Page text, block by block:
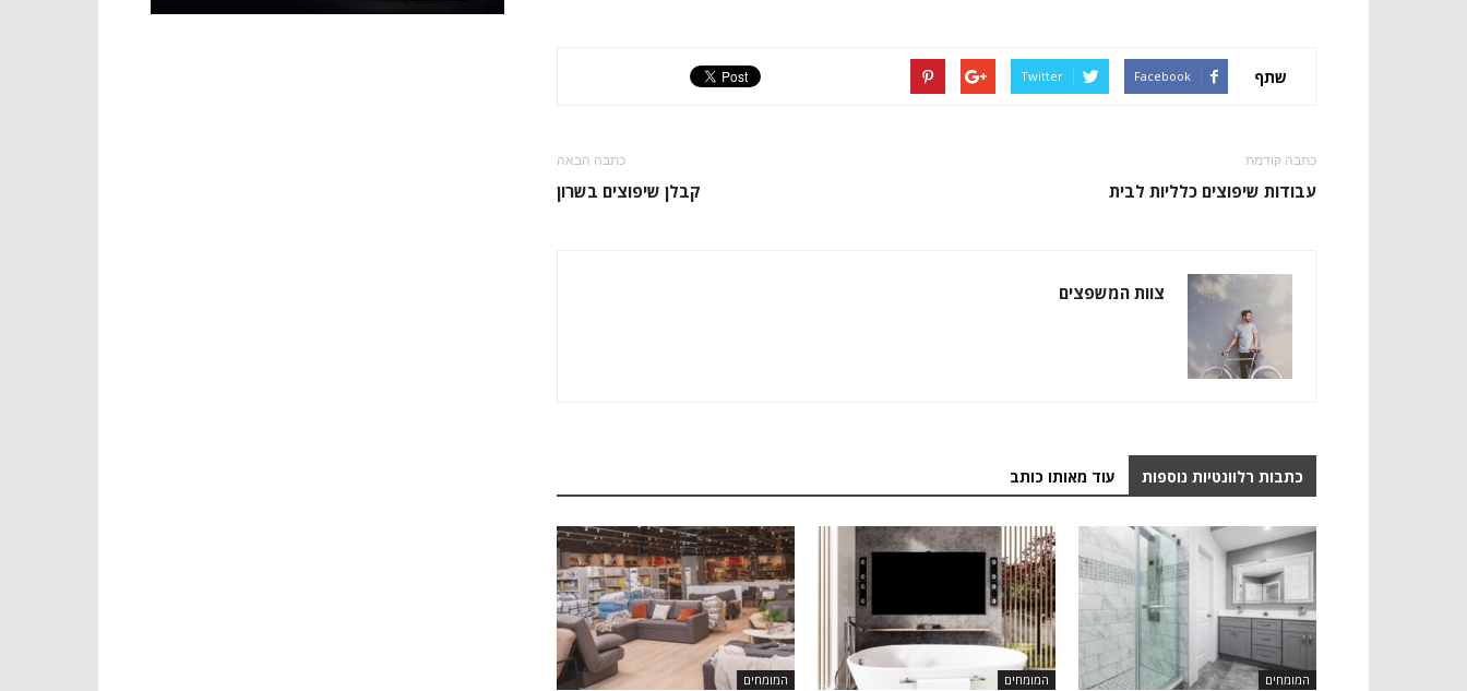
שתף Facebook
Twitter
כתבה קודמת
עבודות שיפוצים כלליות לבית
כתבה הבאה
קבלן שיפוצים בשרון
צוות המשפצים
כתבות רלוונטיות נוספות עוד מאותו כותב
המומחים המומחים המומחים